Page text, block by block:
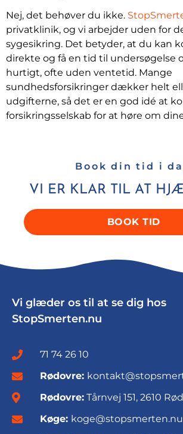
Nej, det behøver du ikke.
privatklinik, og vi arbejder uden for
sygesikring. Det betyder, at du kan
direkte og få en tid til undersøgelse
hurtigt, ofte uden ventetid. Mange
sundhedsforsikringer dækker helt
udgifterne, så det er en god idé at
forsikringsselskab for at høre om
Book din tid i
VI ER KLAR TIL AT
BOOK TID
Vi glæder os til at se dig hos
StopSmerten.nu
71 74 26 10
Rødovre:
Rødovre:Tårnvej 151, 2610
Køge: koge@stopsmerten.nu